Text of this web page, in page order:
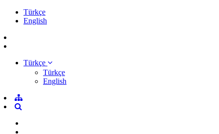
Türkçe
English
Türkçe
Türkçe
English